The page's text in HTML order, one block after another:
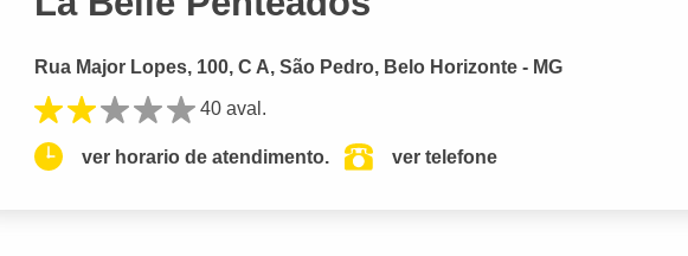
Rua Major Lopes, 100, C A, São Pedro, Belo Horizonte - MG
40 aval.
ver horario de atendimento. ver telefone